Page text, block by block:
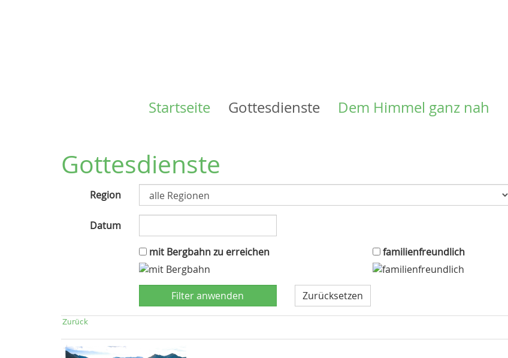
Startseite Gottesdienste Dem Himmel ganz nah
Gottesdienste
Region
Datum
mit Bergbahn zu erreichen
familienfreundlich
Zurücksetzen
Zurück